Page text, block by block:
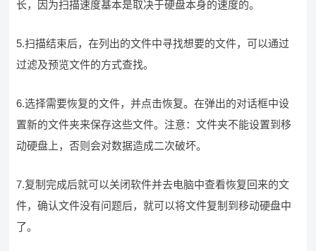
长，因为扫描速度基本是取决于硬盘本身的速度的。
5.扫描结束后，在列出的文件中寻找想要的文件，可以通过
过滤及预览文件的方式查找。
6.选择需要恢复的文件，并点击恢复。在弹出的对话框中设
置新的文件夹来保存这些文件。注意：文件夹不能设置到移
动硬盘上，否则会对数据造成二次破坏。
7.复制完成后就可以关闭软件并去电脑中查看恢复回来的文
件，确认文件没有问题后，就可以将文件复制到移动硬盘中
了。